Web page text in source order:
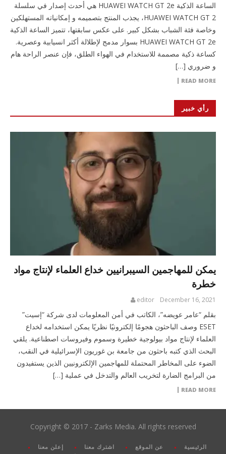
الساعة الذكية HUAWEI WATCH GT 2e هي أحدث إصدار في سلسلة
HUAWEI WATCH GT 2، يجذب المنتج بتصميمه و إمكانياته المستهلكين
وخاصة فئة الشباب بشكل كبير. على عكس سابقتها، تتميز الساعة الذكية
HUAWEI WATCH GT 2e بسوار مدمج لإطلالة أكثر انسيابية وعصرية.
كساعة ذكية مصممة للاستخدام في الهواء الطلق، فإن عنصر الراحة هام
و ضروري […]
READ MORE
رأي خبير
يمكن للمهاجمين السيبرانيين خداع العلماء لإنتاج مواد
خطرة
December 16, 2021
editor
بقلم “عامر عويضه”، الكاتب في أمن المعلومات لدى شركة “إسيت”
ESET وصف الباحثون هجومًا إلكترونيًا نظريًا يمكن استخدامه لخداع
العلماء لإنتاج مواد بيولوجية خطيرة وسموم وفيروسات اصطناعية. يلقي
البحث الذي كتبه باحثون من جامعة بن غوريون الإسرائيلية في النقب،
الضوء على المخاطر المحتملة للمهاجمين الإلكترونيين الذين يستفيدون
من البرامج الضارة لتخريب العالم والتدخل في عملية […]
READ MORE
Copyright © 2017 - Zarks Media. All rights reserved
الرئيسية عن الموقع اشترك معنا
إعلن معنا